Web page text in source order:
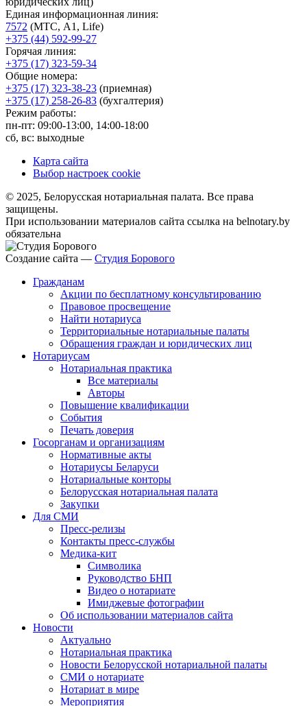
Единая информационная линия:
7572 (МТС, A1, Life)
+375 (44) 592-99-27
Горячая линия:
+375 (17) 323-59-34
Общие номера:
+375 (17) 323-38-23 (приемная)
+375 (17) 258-26-83 (бухгалтерия)
Режим работы:
пн-пт: 09:00-13:00, 14:00-18:00
сб, вс: выходные
Карта сайта
Выбор настроек cookie
© 2025, Белорусская нотариальная палата. Все права
защищены.
При использовании материалов сайта ссылка на belnotary.by
обязательна
Создание сайта — Студия Борового
Гражданам
Акции по бесплатному консультированию
Правовое просвещение
Найти нотариуса
Территориальные нотариальные палаты
Обращения граждан и юридических лиц
Нотариусам
Нотариальная практика
Все материалы
Авторы
Повышение квалификации
События
Печать доверия
Госорганам и организациям
Нормативные акты
Нотариусы Беларуси
Нотариальные конторы
Белорусская нотариальная палата
Закупки
Для СМИ
Пресс-релизы
Контакты пресс-службы
Медика-кит
Символика
Руководство БНП
Видео о нотариате
Имиджевые фотографии
Об использовании материалов сайта
Новости
Актуально
Нотариальная практика
Новости Белорусской нотариальной палаты
СМИ о нотариате
Нотариат в мире
Мероприятия